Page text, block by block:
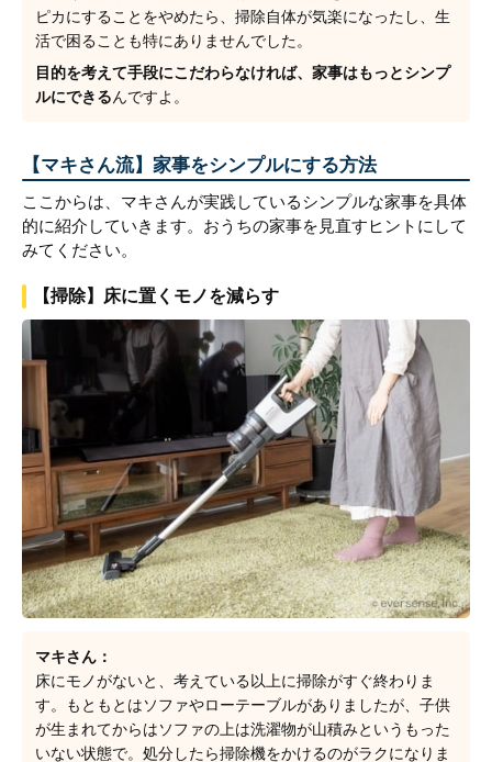
ピカにすることをやめたら、掃除自体が気楽になったし、生
活で困ることも特にありませんでした。
目的を考えて手段にこだわらなければ、家事はもっとシンプ
ルにできるんですよ。
【マキさん流】家事をシンプルにする方法
ここからは、マキさんが実践しているシンプルな家事を具体
的に紹介していきます。おうちの家事を見直すヒントにして
みてください。
【掃除】床に置くモノを減らす
マキさん：
床にモノがないと、考えている以上に掃除がすぐ終わりま
す。もともとはソファやローテーブルがありましたが、子供
が生まれてからはソファの上は洗濯物が山積みというもった
いない状態で。処分したら掃除機をかけるのがラクになりま